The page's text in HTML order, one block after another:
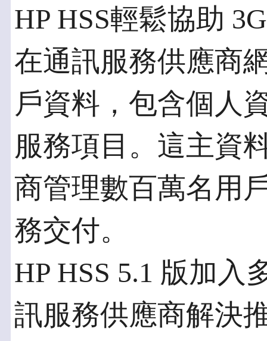
HP HSS輕鬆協助
在通訊服務供應商
戶資料，包含個人
服務項目。這主資
商管理數百萬名用
務交付。
HP HSS 5.1 版加
訊服務供應商解決